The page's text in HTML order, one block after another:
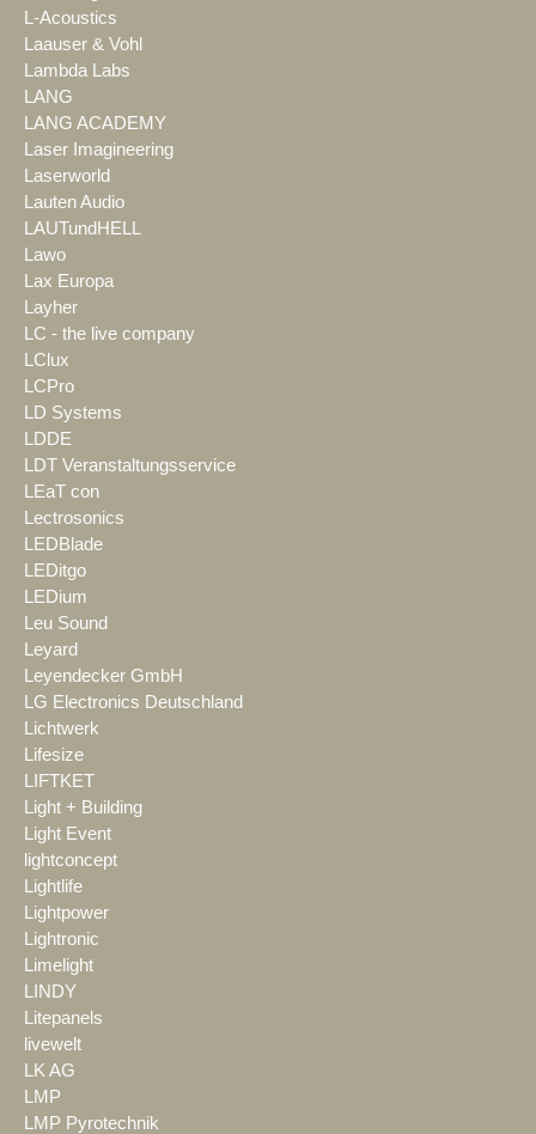
L-Acoustics
Laauser & Vohl
Lambda Labs
LANG
LANG ACADEMY
Laser Imagineering
Laserworld
Lauten Audio
LAUTundHELL
Lawo
Lax Europa
Layher
LC - the live company
LClux
LCPro
LD Systems
LDDE
LDT Veranstaltungsservice
LEaT con
Lectrosonics
LEDBlade
LEDitgo
LEDium
Leu Sound
Leyard
Leyendecker GmbH
LG Electronics Deutschland
Lichtwerk
Lifesize
LIFTKET
Light + Building
Light Event
lightconcept
Lightlife
Lightpower
Lightronic
Limelight
LINDY
Litepanels
livewelt
LK AG
LMP
LMP Pyrotechnik